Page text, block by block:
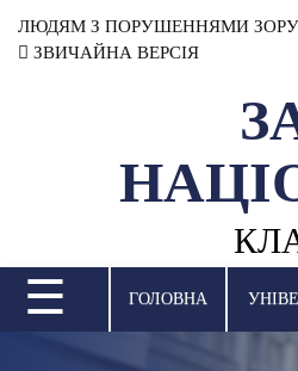
ЛЮДЯМ З ПОРУШЕННЯМИ ЗОРУ
ЗВИЧАЙНА ВЕРСІЯ
НАУКОВА ДІЯЛЬНІСТЬ
МІЖНАРОДНА ДІЯЛЬНІСТЬ
ВСТУПНА КАМПАНІЯ
☰ ГОЛОВНА